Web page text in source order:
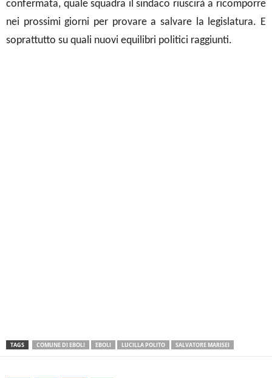
confermata, quale squadra il sindaco riuscirà a ricomporre
nei prossimi giorni per provare a salvare la legislatura. E
soprattutto su quali nuovi equilibri politici raggiunti.
TAGS COMUNE DI EBOLI EBOLI LUCILLA POLITO SALVATORE MARISEI